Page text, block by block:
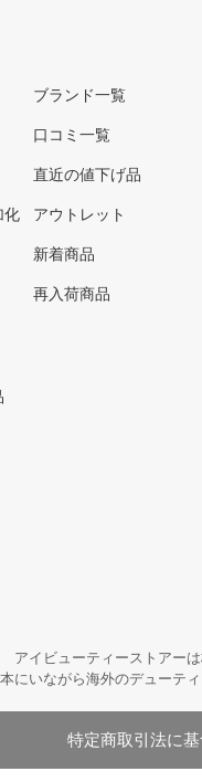
化
ブランド一覧
口コミ一覧
直近の値下げ品
アウトレット
新着商品
再入荷商品
アイビューティーストアー
本にいながら海外のデューテ
特定商取引法に